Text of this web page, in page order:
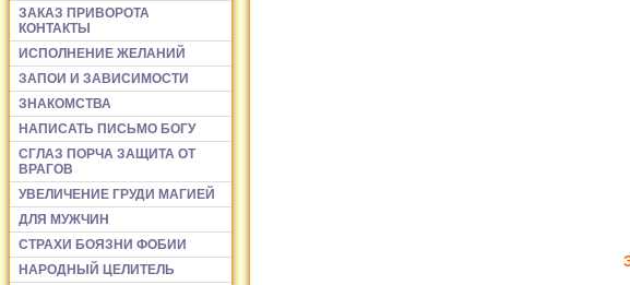
ЗАКАЗ ПРИВОРОТА
КОНТАКТЫ
ИСПОЛНЕНИЕ ЖЕЛАНИЙ
ЗАПОИ И ЗАВИСИМОСТИ
ЗНАКОМСТВА
НАПИСАТЬ ПИСЬМО БОГУ
СГЛАЗ ПОРЧА ЗАЩИТА ОТ
ВРАГОВ
УВЕЛИЧЕНИЕ ГРУДИ МАГИЕЙ
ДЛЯ МУЖЧИН
СТРАХИ БОЯЗНИ ФОБИИ
НАРОДНЫЙ ЦЕЛИТЕЛЬ